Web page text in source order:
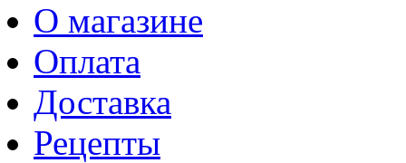
О магазине
Оплата
Доставка
Рецепты